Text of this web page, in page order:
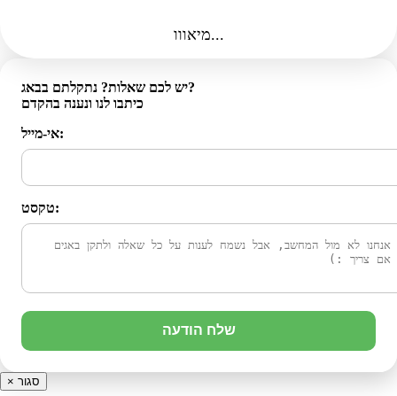
מיאווו...
יש לכם שאלות? נתקלתם בבאג?
כיתבו לנו ונענה בהקדם
אי-מייל:
טקסט:
שלח הודעה
× סגור